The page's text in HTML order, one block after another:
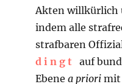
Akten willkürlich
indem alle
strafbaren
d i n g t auf
Ebenea priori mit